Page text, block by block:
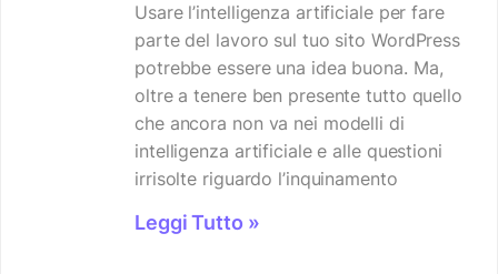
Usare l’intelligenza artificiale per fare
parte del lavoro sul tuo sito WordPress
potrebbe essere una idea buona. Ma,
oltre a tenere ben presente tutto quello
che ancora non va nei modelli di
intelligenza artificiale e alle questioni
irrisolte riguardo l’inquinamento
Leggi Tutto »